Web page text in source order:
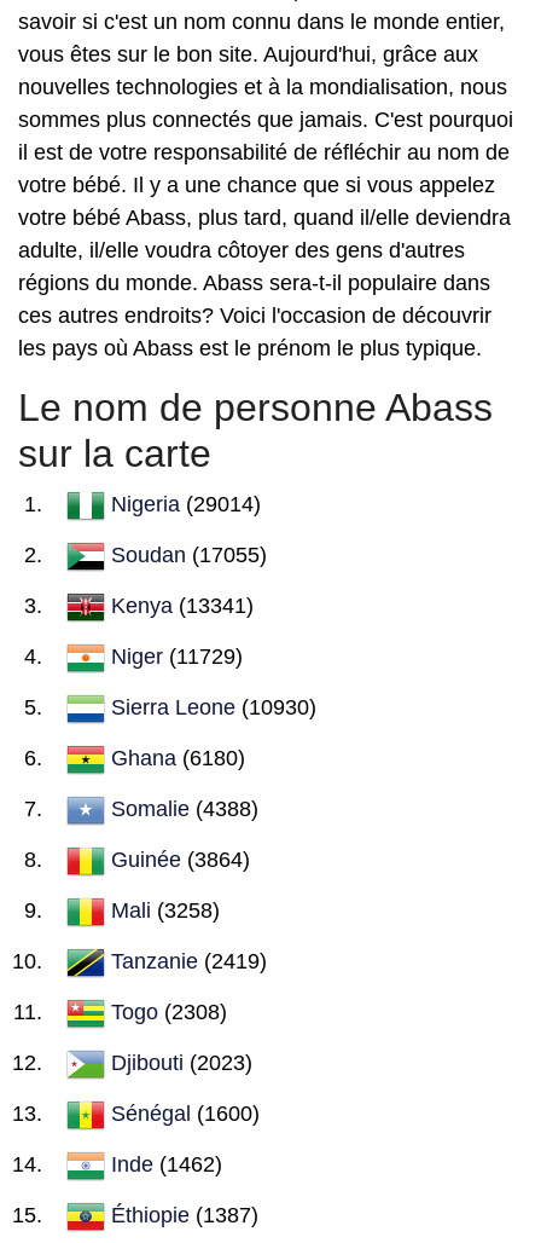
savoir si c'est un nom connu dans le monde entier,
vous êtes sur le bon site. Aujourd'hui, grâce aux
nouvelles technologies et à la mondialisation, nous
sommes plus connectés que jamais. C'est pourquoi
il est de votre responsabilité de réfléchir au nom de
votre bébé. Il y a une chance que si vous appelez
votre bébé Abass, plus tard, quand il/elle deviendra
adulte, il/elle voudra côtoyer des gens d'autres
régions du monde. Abass sera-t-il populaire dans
ces autres endroits? Voici l'occasion de découvrir
les pays où Abass est le prénom le plus typique.
Le nom de personne Abass
sur la carte
Nigeria (29014)
Soudan (17055)
Kenya (13341)
Niger (11729)
Sierra Leone (10930)
Ghana (6180)
Somalie (4388)
Guinée (3864)
Mali (3258)
Tanzanie (2419)
Togo (2308)
Djibouti (2023)
Sénégal (1600)
Inde (1462)
Éthiopie (1387)